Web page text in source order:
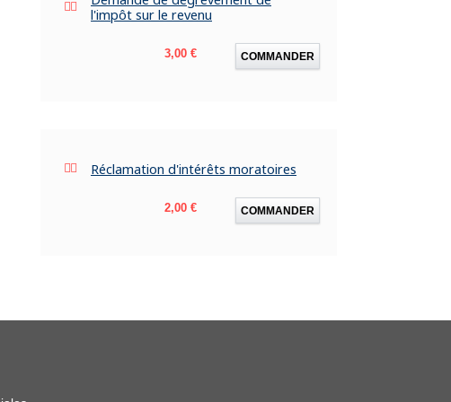
l'impôt sur le revenu
Prix
3,00 € COMMANDER
Réclamation d'intérêts moratoires
Prix
2,00 € COMMANDER